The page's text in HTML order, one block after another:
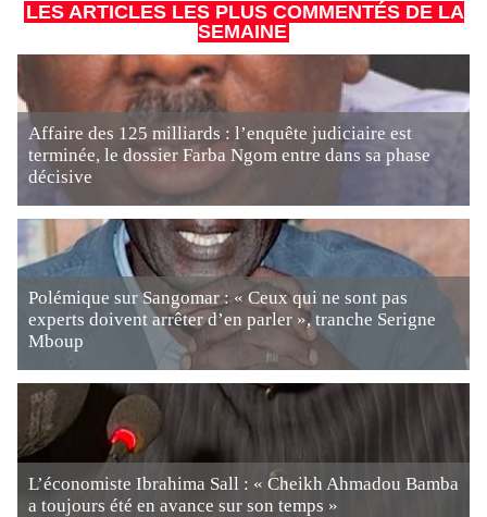
LES ARTICLES LES PLUS COMMENTÉS DE LA
SEMAINE
Affaire des 125 milliards : l’enquête judiciaire est
terminée, le dossier Farba Ngom entre dans sa phase
décisive
Polémique sur Sangomar : « Ceux qui ne sont pas
experts doivent arrêter d’en parler », tranche Serigne
Mboup
L’économiste Ibrahima Sall : « Cheikh Ahmadou Bamba
a toujours été en avance sur son temps »